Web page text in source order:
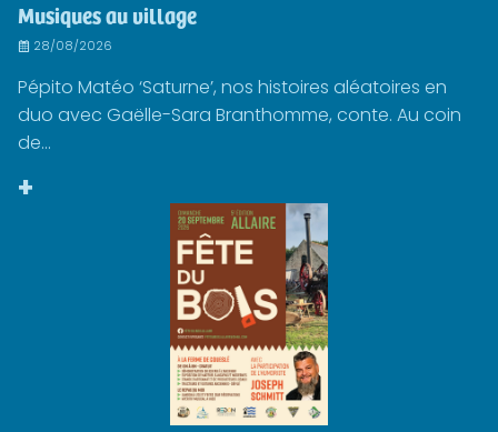
Musiques au village
28/08/2026
Pépito Matéo ‘Saturne’, nos histoires aléatoires en
duo avec Gaëlle-Sara Branthomme, conte. Au coin
de...
+